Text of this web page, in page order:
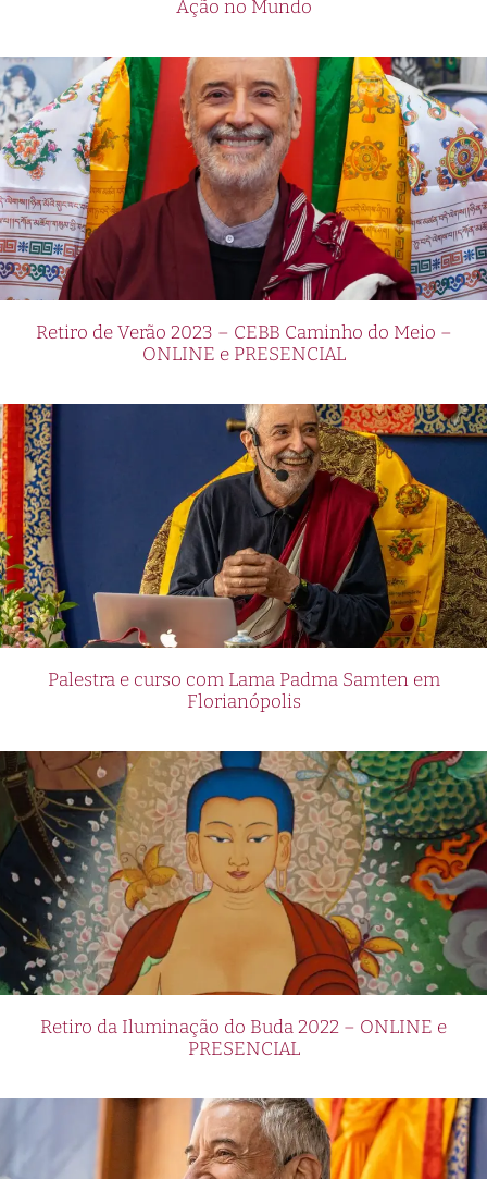
Ação no Mundo
Retiro de Verão 2023 – CEBB Caminho do Meio –
ONLINE e PRESENCIAL
Palestra e curso com Lama Padma Samten em
Florianópolis
Retiro da Iluminação do Buda 2022 – ONLINE e
PRESENCIAL